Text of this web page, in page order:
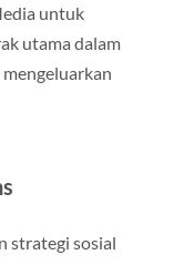
untuk
utama dalam
strategi sosial